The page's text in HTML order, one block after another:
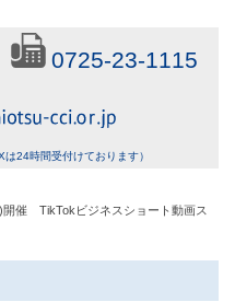
0725-23-1115
24時間受付けております）
開催 TikTokビジネスショート動画ス